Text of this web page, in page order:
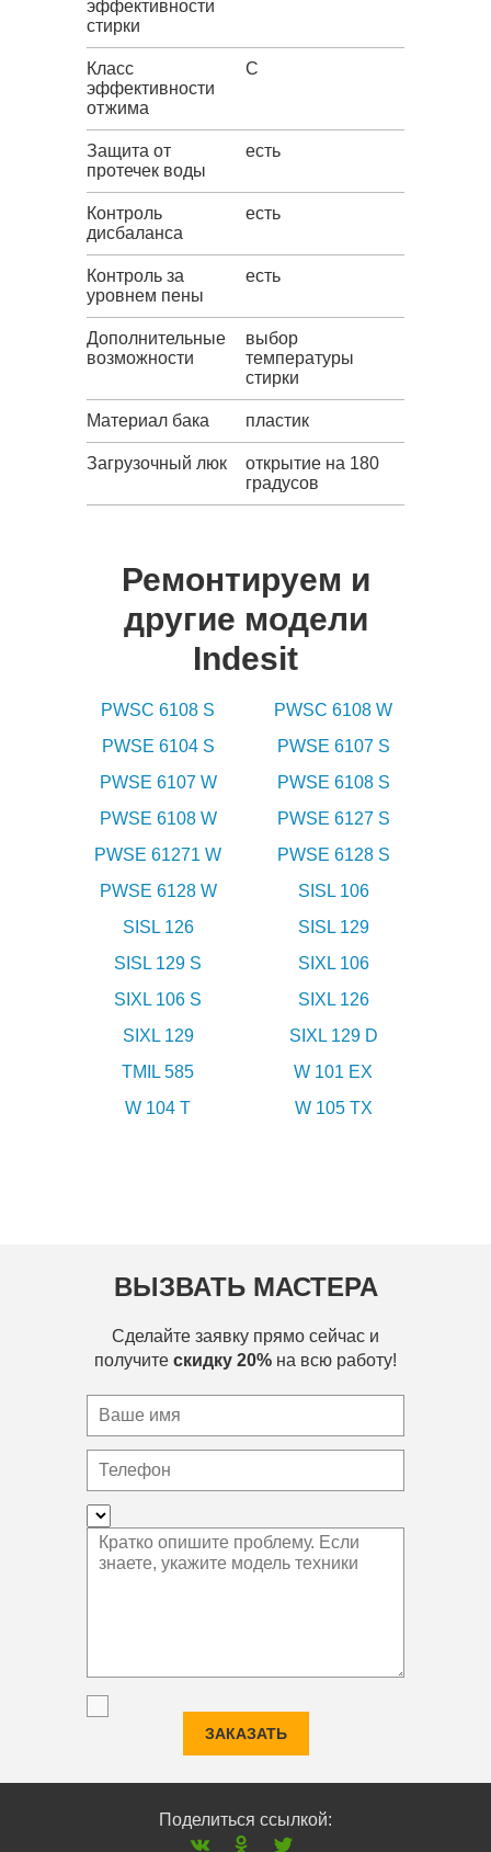
эффективности
стирки
Класс
эффективности
отжима
C
Защита от
протечек воды
есть
Контроль
дисбаланса
есть
Контроль за
уровнем пены
есть
Дополнительные
возможности
выбор
температуры
стирки
Материал бака пластик
Загрузочный люк
открытие на 180
градусов
Ремонтируем и
другие модели
Indesit
PWSC 6108 S
PWSC 6108 W
PWSE 6104 S
PWSE 6107 S
PWSE 6107 W
PWSE 6108 S
PWSE 6108 W
PWSE 6127 S
PWSE 61271 W
PWSE 6128 S
PWSE 6128 W
SISL 106
SISL 126
SISL 129
SISL 129 S
SIXL 106
SIXL 106 S
SIXL 126
SIXL 129
SIXL 129 D
TMIL 585
W 101 EX
W 104 T
W 105 TX
ВЫЗВАТЬ МАСТЕРА
Сделайте заявку прямо сейчас и
получите скидку 20% на всю работу!
ЗАКАЗАТЬ
Поделиться ссылкой: